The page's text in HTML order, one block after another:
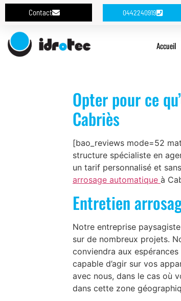
Contact 0442240919
Accueil
Opter pour ce
Cabriès
[bao_reviews mode=52
structure spécialiste en
un tarif personnalisé et
arrosage automatique à
Entretien
Notre entreprise
sur de nombreux projets.
conviendra aux
capable d’agir sur vos
avec nous, dans le cas où
dans cette zone